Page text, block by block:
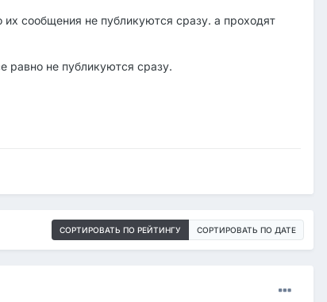
сообщения не публикуются сразу. а проходят
равно не публикуются сразу.
СОРТИРОВАТЬ ПО РЕЙТИНГУ СОРТИРОВАТЬ ПО ДАТЕ